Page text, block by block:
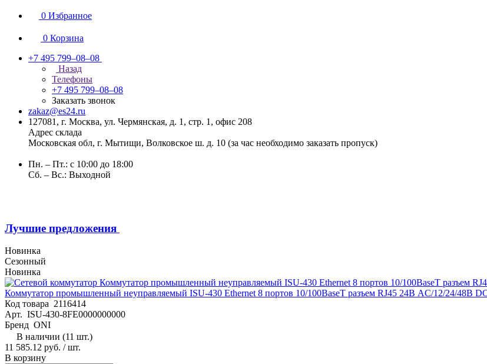
0 Избранное
0 Корзина
+7 495 799–08–08
Назад
Телефоны
+7 495 799–08–08
Заказать звонок
zakaz@es24.ru
127081, г. Москва, ул. Чермянская, д. 1, стр. 1, офис 208
Адрес склада
Московская обл, г. Мытищи, Волковское ш. д. 10 (за час необходимо заказать пропуск)
Пн. – Пт.: с 10:00 до 18:00
Сб. – Вс.: Выходной
Лучшие предложения
Новинка
Сезонный
Новинка
Коммутатор промышленный неуправляемый ISU-430 Ethernet 8 портов 10/100BaseT разъем RJ45 24В AC/12/24/48В
Код товара 2116414
Арт. ISU-430-8FE0000000000
Бренд ONI
В наличии (11 шт.)
11 585.12 руб. / шт.
В корзину